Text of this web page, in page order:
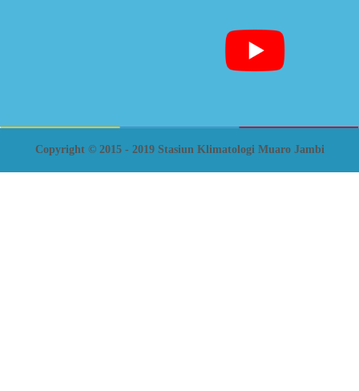
Copyright © 2015 - 2019 Stasiun Klimatologi Muaro Jambi